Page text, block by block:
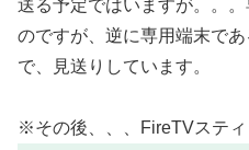
送る予定ではいますが。。
のですが、逆に専用端末で
で、見送りしています。
※その後、、、FireTVスティ